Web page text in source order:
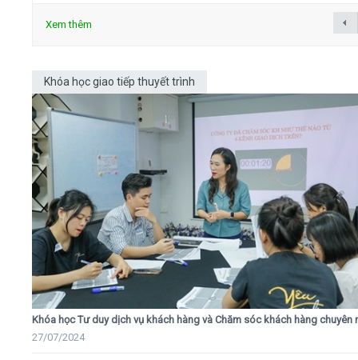
Xem thêm
Khóa học giao tiếp thuyết trình
Khóa học Tư duy dịch vụ khách hàng và Chăm sóc khách hàng chuyên
27/07/2024